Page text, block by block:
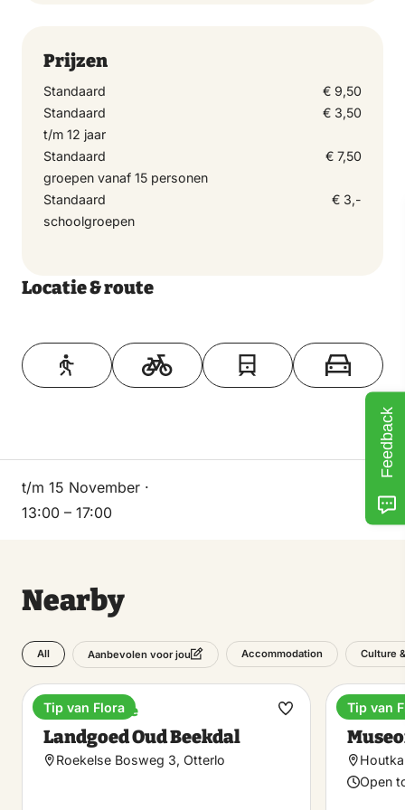
Prijzen
Standaard
€ 9,50
Standaard
€ 3,50
t/m 12 jaar
Standaard
€ 7,50
groepen vanaf 15 personen
Standaard
€ 3,-
schoolgroepen
Locatie & route
Toon op kaart
t/m 15 November ·
13:00 – 17:00
Nearby
All Aanbevolen voor jou Accommodation Culture
Holiday home
Landgoed Oud Beekdal
Roekelse Bosweg 3, Otterlo
Tip van Flora
Make
Open
Tip van
Feedback